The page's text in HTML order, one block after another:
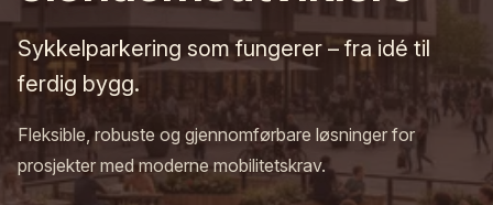
Sykkelparkering som fungerer – fra idé til
ferdig bygg.
Fleksible, robuste og gjennomførbare løsninger for
prosjekter med moderne mobilitetskrav.